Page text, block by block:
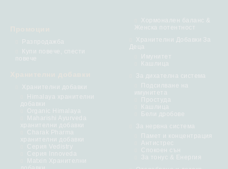
Разпродажба
Купи повече, спести
повече
Хранителни добавки
Himalaya хранителни
добавки
Organic Himalaya
Maharishi Ayurveda
хранителни добавки
Charak Pharma
хранителни добавки
Серия Vedistry
Серия Innoveda
Matxin Хранителни
Хормонален баланс &
Женска потентност
Хранителни Добавки За
Деца
Имунитет
Кашлица
За дихателна система
Подсилване на
имунитета
Простуда
Кашлица
Бели дробове
За нервна система
Памет и концентрация
Антистрес
Спокоен сън
За тонус & Енергия